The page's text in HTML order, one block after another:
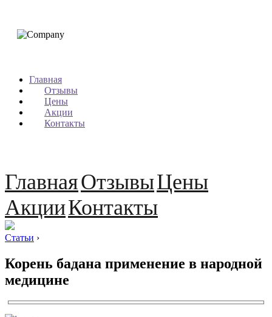
Главная
Отзывы
Цены
Акции
Контакты
ГлавнаяОтзывыЦены
АкцииКонтакты
Статьи ›
Корень бадана применение в народной
медицине